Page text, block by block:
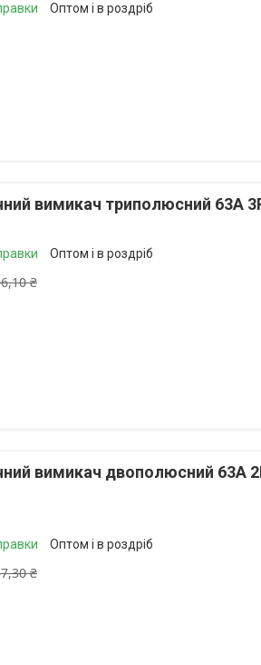
Оптом і в роздріб
вимикач триполюсний 63А
Оптом і в роздріб
₴
вимикач двополюсний 63А
Оптом і в роздріб
₴